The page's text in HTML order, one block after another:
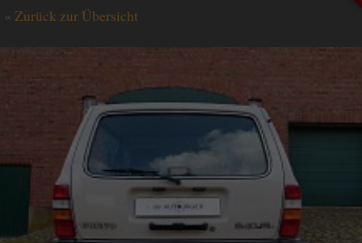
GÄSTEBUCH
KONTAKT
ENGLISH
0 1515 / 466 66 80
« Zurück zur Übersicht